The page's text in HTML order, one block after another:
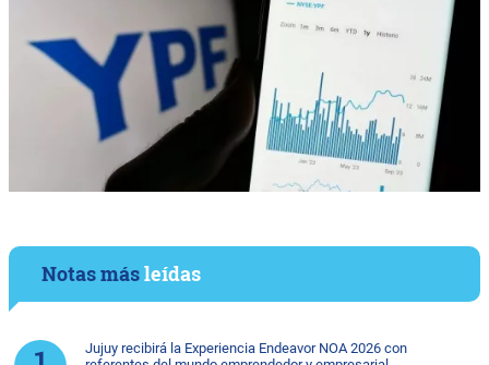
Notas másleídas
Jujuy recibirá la Experiencia Endeavor NOA 2026 con